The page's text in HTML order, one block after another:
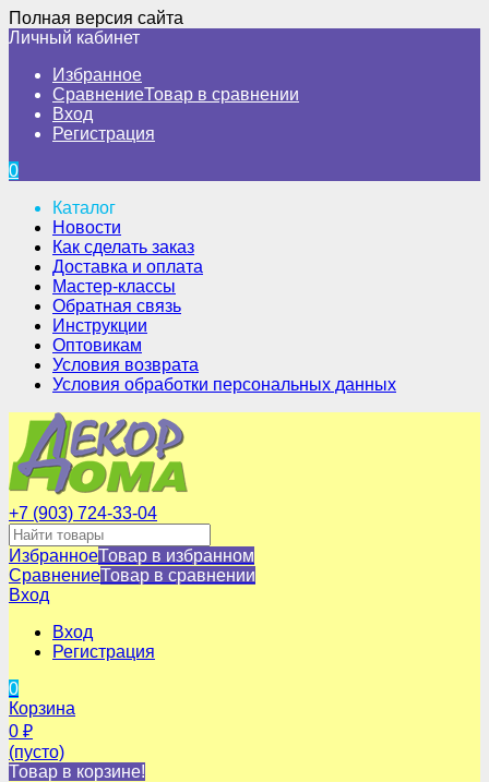
Полная версия сайта
Личный кабинет
Избранное
СравнениеТовар в сравнении
Вход
Регистрация
0
Каталог
Новости
Как сделать заказ
Доставка и оплата
Мастер-классы
Обратная связь
Инструкции
Оптовикам
Условия возврата
Условия обработки персональных данных
+7 (903) 724-33-04
ИзбранноеТовар в избранном
СравнениеТовар в сравнении
Вход
Вход
Регистрация
0
Корзина
0 ₽
(пусто)
Товар в корзине!